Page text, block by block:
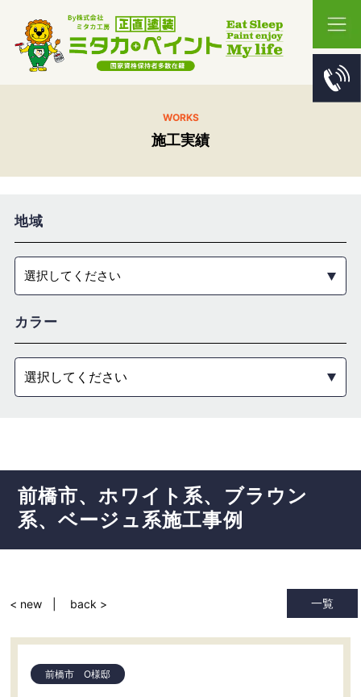
WORKS
施工実績
地域
選択してください
カラー
選択してください
前橋市 ホワイト系
ブラウン
系
ベージュ系施工事例
一覧
< new back >
前橋市 O様邸